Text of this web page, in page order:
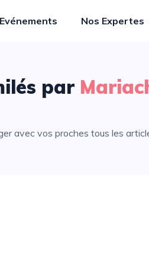
Evénements Nos Expertes
par